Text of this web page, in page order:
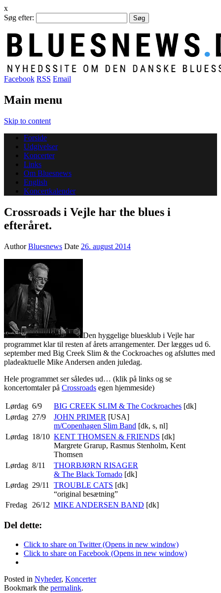
x
Søg efter:
Facebook RSS Email
Main menu
Skip to content
Forside
Udgivelser
Koncerter
Links
Om Bluesnews
English
Koncertkalender
Crossroads i Vejle har the blues i
efteråret.
AuthorBluesnews Date 26. august 2014
Den hyggelige bluesklub i Vejle har
programmet klar til resten af årets arrangementer. Der lægges ud 6.
september med Big Creek Slim & the Cockroaches og afsluttes med
pladeaktuelle Mike Andersen anden juledag.
Hele programmet ser således ud… (klik på links og se
koncertomtaler på Crossroads egen hjemmeside)
Lørdag 6/9 BIG CREEK SLIM & The Cockroaches [dk]
Lørdag 27/9 JOHN PRIMER [USA]
m/Copenhagen Slim Band [dk, s, nl]
Lørdag 18/10 KENT THOMSEN & FRIENDS [dk]
Margrete Grarup, Rasmus Stenholm, Kent
Thomsen
Lørdag 8/11
THORBJØRN RISAGER
& The Black Tornado [dk]
Lørdag 29/11 TROUBLE CATS [dk]
“original besætning”
Fredag
26/12 MIKE ANDERSEN BAND [dk]
Del dette:
Click to share on Twitter (Opens in new window)
Click to share on Facebook (Opens in new window)
Posted in Nyheder, Koncerter
Bookmark the permalink.